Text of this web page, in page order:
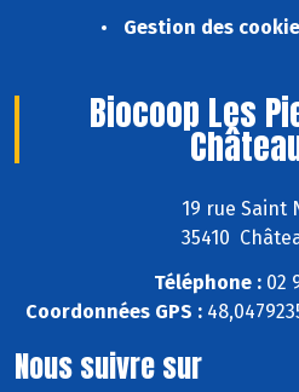
Gestion des
Biocoop Les
19 rue Saint
35410
Téléphone : 02
Coordonnées GPS :
Nous suivre sur